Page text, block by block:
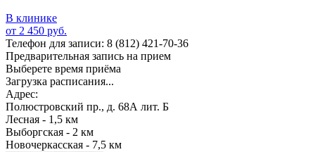
В клинике
от 2 450 руб.
Телефон для записи: 8 (812) 421-70-36
Предварительная запись на прием
Выберете время приёма
Загрузка расписания...
Адрес:
Полюстровский пр., д. 68А лит. Б
Лесная - 1,5 км
Выборгская - 2 км
Новочеркасская - 7,5 км